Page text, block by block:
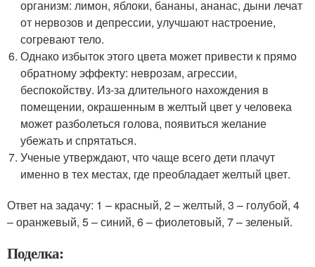
организм: лимон, яблоки, бананы, ананас, дыни лечат
от нервозов и депрессии, улучшают настроение,
согревают тело.
Однако избыток этого цвета может привести к прямо
обратному эффекту: неврозам, агрессии,
беспокойству. Из-за длительного нахождения в
помещении, окрашенным в желтый цвет у человека
может разболеться голова, появиться желание
убежать и спрятаться.
Ученые утверждают, что чаще всего дети плачут
именно в тех местах, где преобладает желтый цвет.
Ответ на задачу: 1 – красный, 2 – желтый, 3 – голубой, 4
– оранжевый, 5 – синий, 6 – фиолетовый, 7 – зеленый.
Поделка: